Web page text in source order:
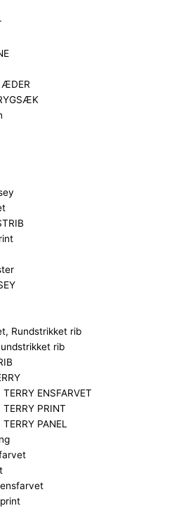
Rundstrikket rib
rib
TERRY ENSFARVET
TERRY PRINT
PANEL